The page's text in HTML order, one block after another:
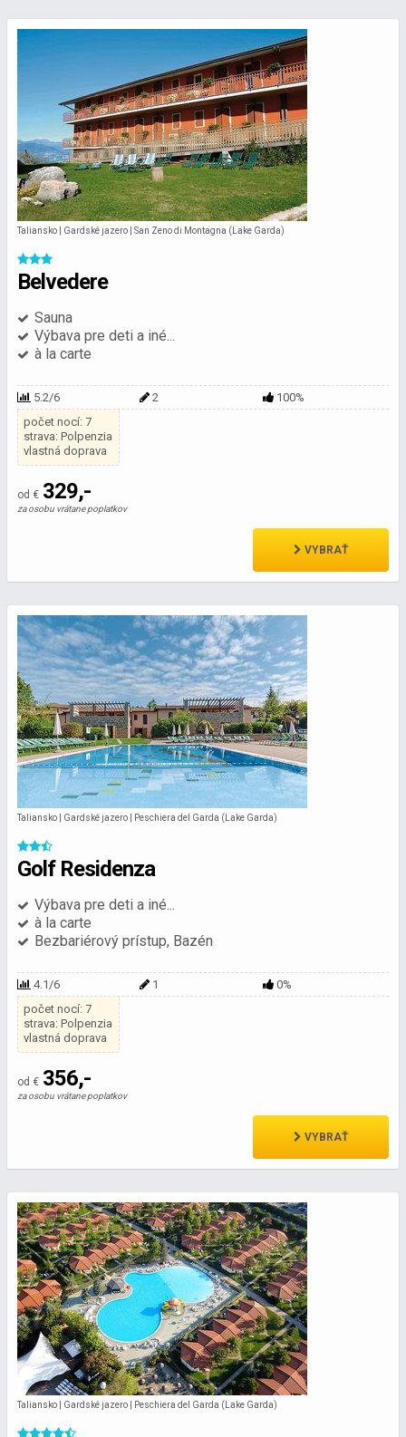
Taliansko | Gardské jazero | San Zeno di Montagna (Lake Garda)
Belvedere
Sauna
Výbava pre deti a iné...
à la carte
5.2/6 2
100%
počet nocí: 7
strava: Polpenzia
vlastná doprava
od € 329,-
za osobu vrátane poplatkov
VYBRAŤ
Taliansko | Gardské jazero | Peschiera del Garda (Lake Garda)
Golf Residenza
Výbava pre deti a iné...
à la carte
Bezbariérový prístup, Bazén
4.1/6 1
0%
počet nocí: 7
strava: Polpenzia
vlastná doprava
od € 356,-
za osobu vrátane poplatkov
VYBRAŤ
Taliansko | Gardské jazero | Peschiera del Garda (Lake Garda)